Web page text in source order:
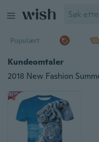
Populært
Kundeomtaler